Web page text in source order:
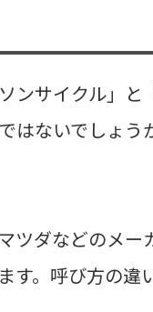
サイクル」と
はないでしょう
ツダなどのメー
す。呼び方の違